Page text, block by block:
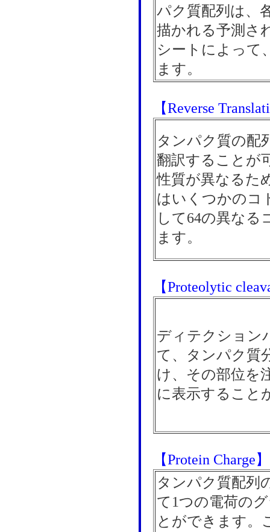
パク質配列は、
描かれる予測さ
シートによって
ます。
【Reverse
タンパク質の配
翻訳することが
性質が異なるた
はいくつかのコ
して64の異なる
ます。
【Proteolytic
ディテクション
て、タンパク質
け、その部位を
に表示すること
【Protein Charge】
タンパク質配列
て1つの電荷の
とができます。